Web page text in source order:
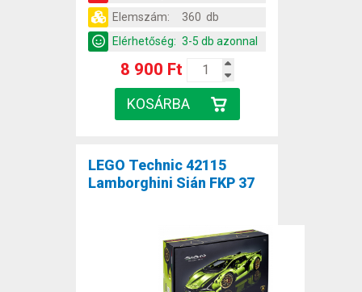
Elemszám:
360 db
Elérhetőség: 3-5 db azonnal
8 900 Ft
LEGO Technic 42115
Lamborghini Sián FKP 37